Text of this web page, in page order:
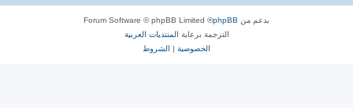
بدعم من phpBB
® Forum Software © phpBB Limited
الترجمة برعاية المنتديات العربية
الخصوصية | الشروط